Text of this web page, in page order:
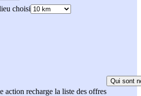
choisi
action recharge la liste des offres
Qui sont